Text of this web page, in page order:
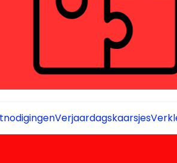
Verjaardagskaarsjes